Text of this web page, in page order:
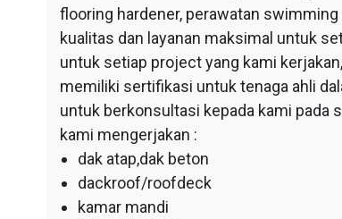
flooring hardener, perawatan
kualitas dan layanan maksimal untuk
untuk setiap project yang kami
memiliki sertifikasi untuk tenaga ahli
untuk berkonsultasi kepada kami pada
kami mengerjakan :
dak atap,dak beton
dackroof/roofdeck
kamar mandi